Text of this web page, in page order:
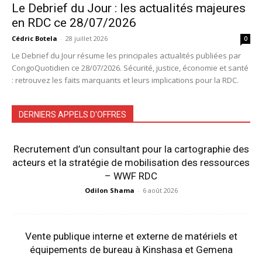
Le Debrief du Jour : les actualités majeures
en RDC ce 28/07/2026
Cédric Botela - 28 juillet 2026 0
Le Debrief du Jour résume les principales actualités publiées par
CongoQuotidien ce 28/07/2026. Sécurité, justice, économie et santé
: retrouvez les faits marquants et leurs implications pour la RDC.
DERNIERS APPELS D'OFFRES
Recrutement d’un consultant pour la cartographie des
acteurs et la stratégie de mobilisation des ressources
– WWF RDC
Odilon Shama - 6 août 2026
Vente publique interne et externe de matériels et
équipements de bureau à Kinshasa et Gemena